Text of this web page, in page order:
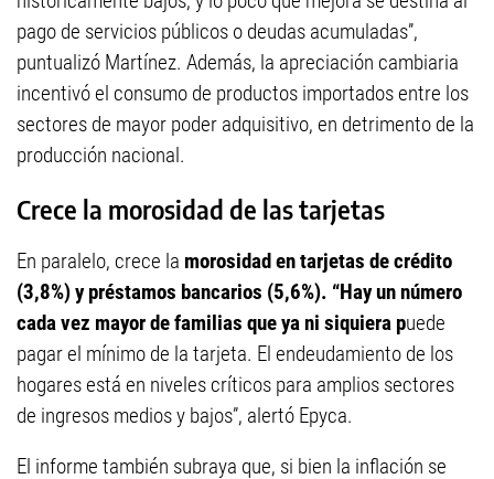
pago de servicios públicos o deudas acumuladas”,
puntualizó Martínez. Además, la apreciación cambiaria
incentivó el consumo de productos importados entre los
sectores de mayor poder adquisitivo, en detrimento de la
producción nacional.
Crece la morosidad de las tarjetas
En paralelo, crece la morosidad en tarjetas de crédito
(3,8%) y préstamos bancarios (5,6%). “Hay un número
cada vez mayor de familias que ya ni siquiera puede
pagar el mínimo de la tarjeta. El endeudamiento de los
hogares está en niveles críticos para amplios sectores
de ingresos medios y bajos”, alertó Epyca.
El informe también subraya que, si bien la inflación se